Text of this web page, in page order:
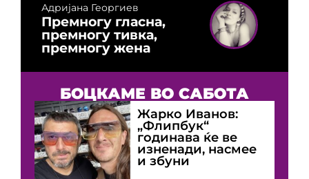
Адријана Георгиев
Премногу гласна,
премногу тивка,
премногу жена
БОЦКАМЕ ВО САБОТА
Жарко Иванов:
„Флипбук“
годинава ќе ве
изненади, насмее
и збуни